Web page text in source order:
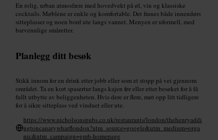
En rolig, urban atmosfære med hovedvekt på øl, vin og klassiske
cocktails. Møblene er enkle og komfortable. Det finnes både innendørs
sitteplasser og noen bord ute langs vannet. Menyen er uformell, med
barvennlige småretter.
Planlegg ditt besøk
Stikk innom for en drink etter jobb eller som et stopp på vei gjennom
området. Ta en kort spasertur langs kajen før eller etter besøket for å få
fullt utbytte av beliggenheten. Hvis dere er flere, møt opp litt tidligere
for å sikre sitteplass ved vinduet eller ute.
https://www.nicholsonspubs.co.uk/restaurants/london/thehenryaddi
ngtoncanarywharflondon?utm_source=google&utm_medium=orga
nic&utm_campaign=gmb-homepage